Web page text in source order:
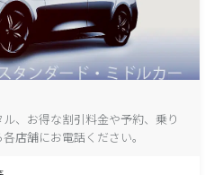
、お得な割引料金や予約、乗り
店舗にお電話ください。